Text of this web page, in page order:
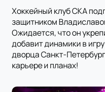
Хоккейный клуб СКА
защитником
Ожидается, что он
добавит динамики в
дворца Санкт-
карьере и планах!